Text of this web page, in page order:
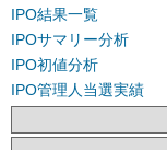
IPO結果一覧
IPOサマリー分析
IPO初値分析
IPO管理人当選実績